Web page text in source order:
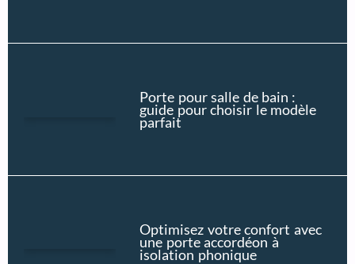
Porte pour salle de bain :
guide pour choisir le modèle
parfait
Optimisez votre confort avec
une porte accordéon à
isolation phonique